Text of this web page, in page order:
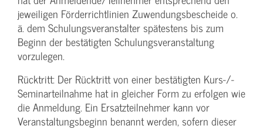
jeweiligen Förderrichtlinien Zuwendungs­bescheide o.
ä. dem Schulungs­veranstalter spätestens bis zum
Beginn der bestätigten Schulungs­veranstaltung
vorzulegen.
Rücktritt: Der Rücktritt von einer bestätigten Kurs-/­
Seminarteilnahme hat in gleicher Form zu erfolgen wie
die Anmeldung. Ein Ersatzteilnehmer kann vor
Veranstaltungs­beginn benannt werden, sofern dieser